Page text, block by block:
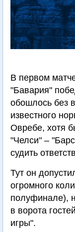
В первом
"Бавария"
обошлось без
известного
Овребе, хотя
"Челси" –
судить
Тут он
огромного
полуфинале),
в ворота
игры".